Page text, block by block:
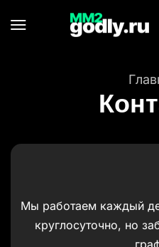
Мы работаем каждый
круглосуточно, но